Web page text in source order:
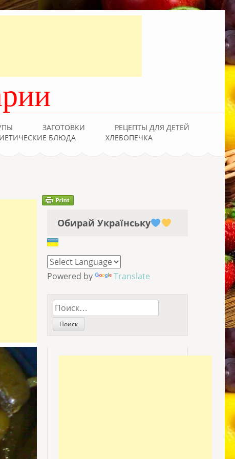
ЗАГОТОВКИ
РЕЦЕПТЫ ДЛЯ ДЕТЕЙ
БЛЮДА ХЛЕБОПЕЧКА
Обирай Українську
Powered by Translate
Найти: